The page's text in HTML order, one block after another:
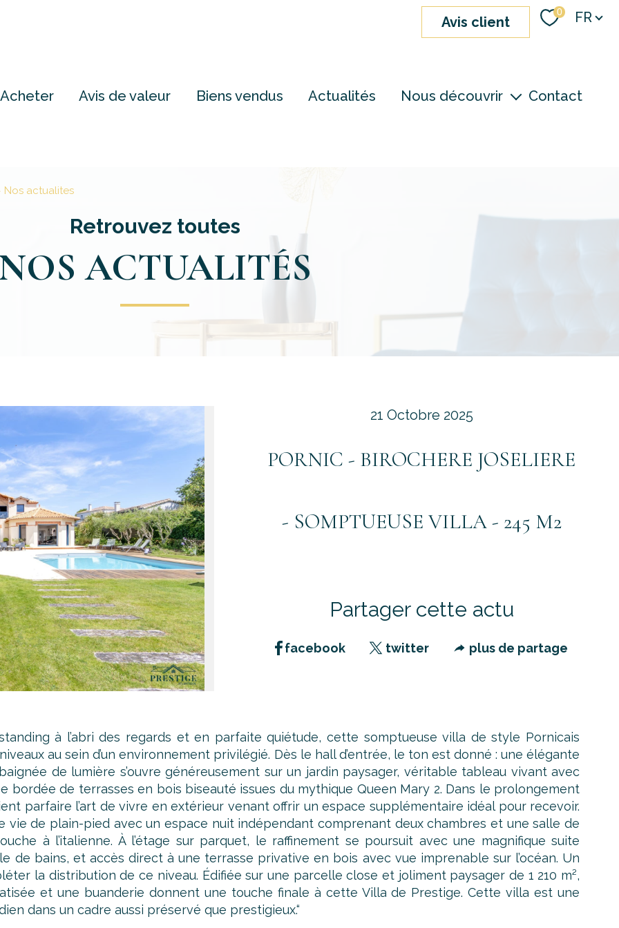
avis client
0 Langue
FR
Acheter Avis de valeur Biens vendus Actualités Nous découvrir Contact
Nos actualites
Retrouvez toutes
ACTUALITÉS
21 Octobre 2025
PORNIC - BIROCHERE JOSELIERE
- SOMPTUEUSE VILLA - 245 M2
Partager cette actu
facebook twitter plus de partage
à l’abri des regards et en parfaite quiétude, cette somptueuse villa de style Pornicais
au sein d’un environnement privilégié. Dès le hall d’entrée, le ton est donné : une élégante
de lumière s’ouvre généreusement sur un jardin paysager, véritable tableau vivant avec
bordée de terrasses en bois biseauté issues du mythique Queen Mary 2. Dans le prolongement
parfaire l’art de vivre en extérieur venant offrir un espace supplémentaire idéal pour recevoir.
vie de plain-pied avec un espace nuit indépendant comprenant deux chambres et une salle de
à l’italienne. À l’étage sur parquet, le raffinement se poursuit avec une magnifique suite
de bains, et accès direct à une terrasse privative en bois avec vue imprenable sur l’océan. Un
la distribution de ce niveau. Édifiée sur une parcelle close et joliment paysager de 1 210 m²,
et une buanderie donnent une touche finale à cette Villa de Prestige. Cette villa est une
dans un cadre aussi préservé que prestigieux.“